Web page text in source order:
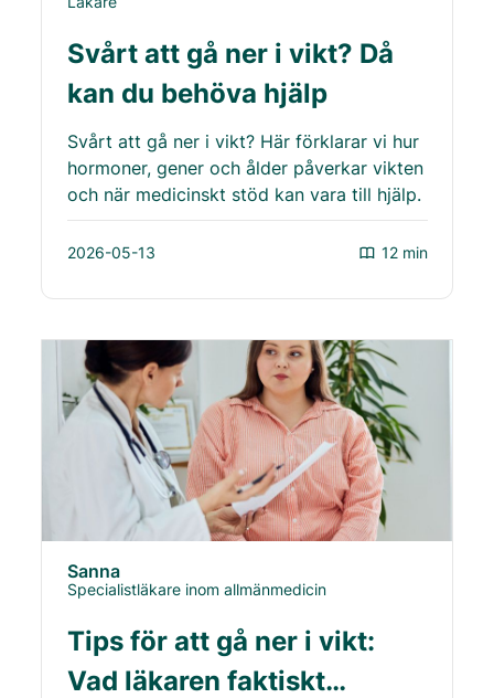
Svårt att gå ner i vikt? Då
kan du behöva hjälp
Svårt att gå ner i vikt? Här förklarar vi hur
hormoner, gener och ålder påverkar vikten
och när medicinskt stöd kan vara till hjälp.
2026-05-13 12 min
Sanna
Specialistläkare inom allmänmedicin
Tips för att gå ner i vikt:
Vad läkaren faktiskt